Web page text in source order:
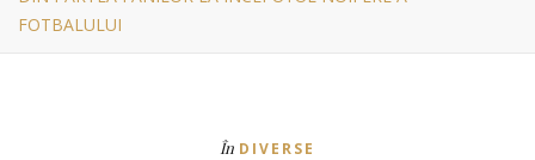
FOTBALULUI
În DIVERSE